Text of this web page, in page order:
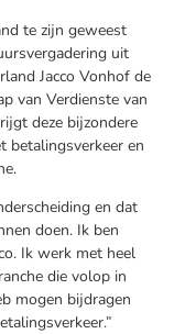
te zijn geweest
uit
Jacco Vonhof de
van Verdienste van
deze bijzondere
betalingsverkeer en
en dat
doen. Ik ben
Ik werk met heel
die volop in
mogen bijdragen